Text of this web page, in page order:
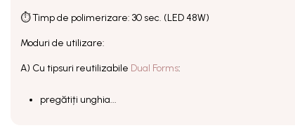
⏱ Timp de polimerizare: 30 sec. (LED 48W)
Moduri de utilizare:
A) Cu tipsuri reutilizabile Dual Forms:
pregătiți unghia...